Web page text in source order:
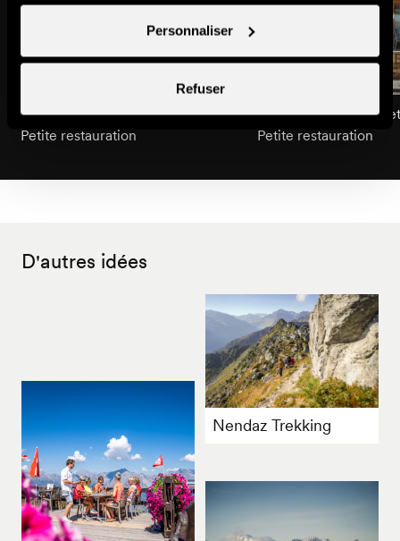
Personnaliser
Refuser
Boulangerie La Nendette
Petite restauration
Boulangerie La
Petite restauration
D'autres idées
Nendaz Trekking